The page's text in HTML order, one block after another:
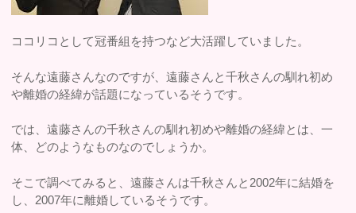
ココリコとして冠番組を持つなど大活躍していました。
そんな遠藤さんなのですが、遠藤さんと千秋さんの馴れ初め
や離婚の経緯が話題になっているそうです。
では、遠藤さんの千秋さんの馴れ初めや離婚の経緯とは、一
体、どのようなものなのでしょうか。
そこで調べてみると、遠藤さんは千秋さんと2002年に結婚を
し、2007年に離婚しているそうです。